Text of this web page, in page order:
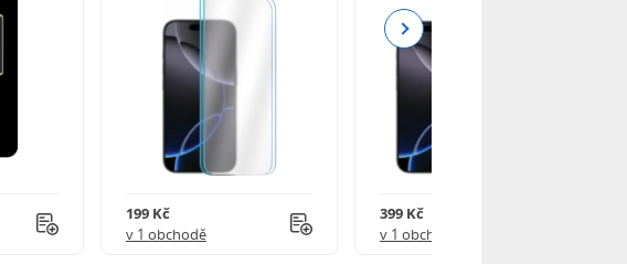
199 Kč
v 1 obchodě
399 Kč
v 1 obchodě
Next